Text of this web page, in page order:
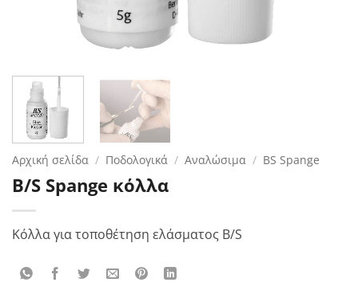
Αρχική σελίδα / Ποδολογικά / Αναλώσιμα / BS Spange
B/S Spange κόλλα
Κόλλα για τοποθέτηση ελάσματος B/S